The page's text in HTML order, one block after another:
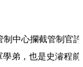
中心攔截管制官許
弟，也是史濬程前